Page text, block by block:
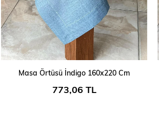
SEPETE EKLE
Masa Örtüsü İndigo 160x220 Cm
773,06 TL